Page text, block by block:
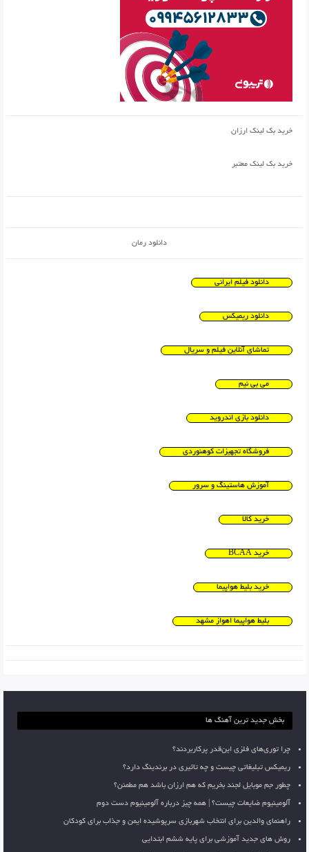
خرید بک لینک ارزان
خرید بک لینک معتبر
دانلود رمان
دانلود فیلم ایرانی
دانلود ریمیکس
تماشای آنلاین فیلم و سریال
می بی نیم
دانلود بازی اندروید
فروشگاه تجهیزات کوهنوردی
آموزش هاستینگ و سرور
خرید کالا
خرید BCAA
خرید بلیط هواپیما
بلیط هواپیما اهواز مشهد
بخش جدید ترین آهنگ ها
چرا توری‌های فلزی این‌قدر پرکاربردند؟
ریمیکس تبلیغاتی چیست و چه تاثیری در برندینگ دارد؟
چطور جم موبایل لجند بخریم که هم ارزان باشد هم مطمئن؟
آلومینیوم ضایعات چیست؟ | همه چیز درباره آلومینیوم دست دوم
راهنمای والدین برای انتخاب شهربازی سرپوشیده ایمن و جذاب برای کودکان
روش های جدید آموزشی برای پایه ششم ابتدایی